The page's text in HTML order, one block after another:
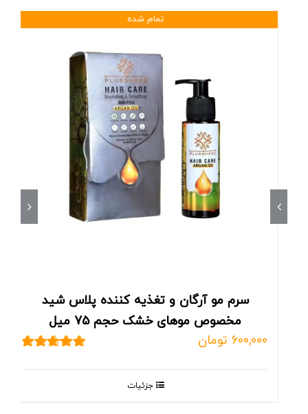
تمام شده
سرم مو آرگان و تغذیه کننده پلاس شید
مخصوص موهای خشک حجم 75 میل
600,000 تومان
جزئیات